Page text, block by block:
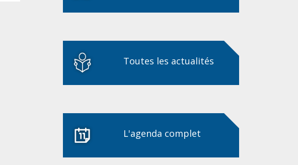
Toutes les actualités
L'agenda complet